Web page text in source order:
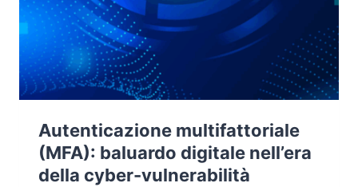
Autenticazione multifattoriale
(MFA): baluardo digitale nell’era
della cyber-vulnerabilità